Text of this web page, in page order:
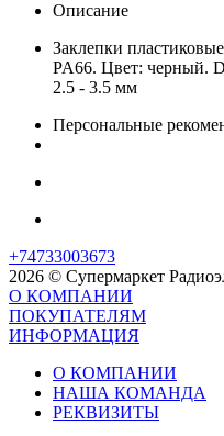
Описание
Заклепки
PA66. Цвет: черный.
2.5 - 3.5 мм
Персональные
+74733003673
2026 © Супермаркет
О КОМПАНИИ
ПОКУПАТЕЛЯМ
ИНФОРМАЦИЯ
О КОМПАНИИ
НАША КОМАНДА
РЕКВИЗИТЫ